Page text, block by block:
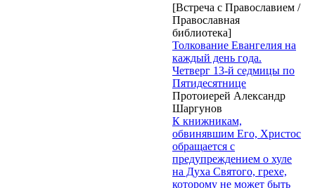
[Встреча с Православием /
Православная
библиотека]
Толкование Евангелия на
каждый день года.
Четверг 13-й седмицы по
Пятидесятнице
Протоиерей Александр
Шаргунов
К книжникам,
обвинявшим Его, Христос
обращается с
предупреждением о хуле
на Духа Святого, грехе,
которому не может быть